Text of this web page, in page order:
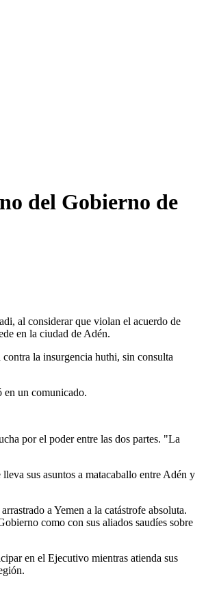
del Gobierno de
al considerar que violan el acuerdo de
en la ciudad de Adén.
la insurgencia huthi, sin consulta
en un comunicado.
por el poder entre las dos partes. "La
sus asuntos a matacaballo entre Adén y
a Yemen a la catástrofe absoluta.
como con sus aliados saudíes sobre
en el Ejecutivo mientras atienda sus